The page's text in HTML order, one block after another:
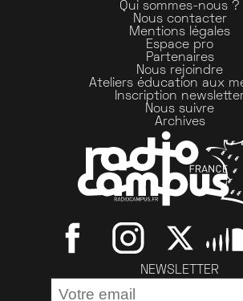
Qui sommes-nous ?
Nous contacter
Mentions légales
Espace pro
Partenaires
Nous rejoindre
Ateliers éducation aux
Inscription
Nous suivre
Archives
NEWSLETTER